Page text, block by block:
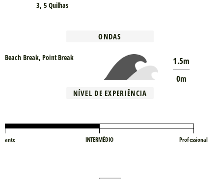
3, 5 Quilhas
ONDAS
Beach Break, Point Break
1.5m
0m
NÍVEL DE EXPERIÊNCIA
INTERMÉDIO Professional